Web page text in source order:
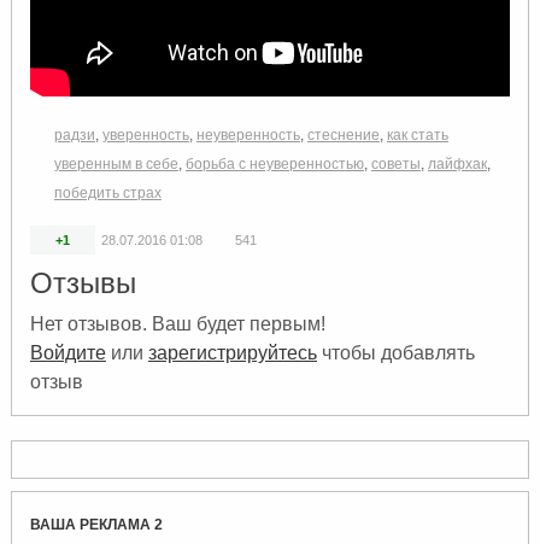
радзи, уверенность, неуверенность, стеснение, как стать
уверенным в себе, борьба с неуверенностью, советы, лайфхак,
победить страх
+1 28.07.2016 01:08 541
Отзывы
Нет отзывов. Ваш будет первым!
Войдитеили зарегистрируйтесьчтобы добавлять
отзыв
ВАША РЕКЛАМА 2